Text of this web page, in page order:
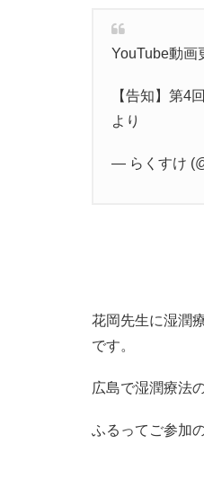
YouTube動画
【告知】第4
より
— らくすけ
花岡先生に湿潤
です。
広島で湿潤療法
ふるってご参加